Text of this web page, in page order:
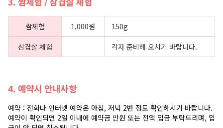
쌈체험 1,000원 150g
삼겹살 체험 각자 준비해 오시기 바랍니다.
4. 예약시 안내사항
예약 : 전화나 인터넷 예약은 아침, 저녁 2번 정도 확인하시기 바랍니다.
예약이 확인되면 2일 이내에 예약금 만원 또는 전액 입금 부탁드리며, 입